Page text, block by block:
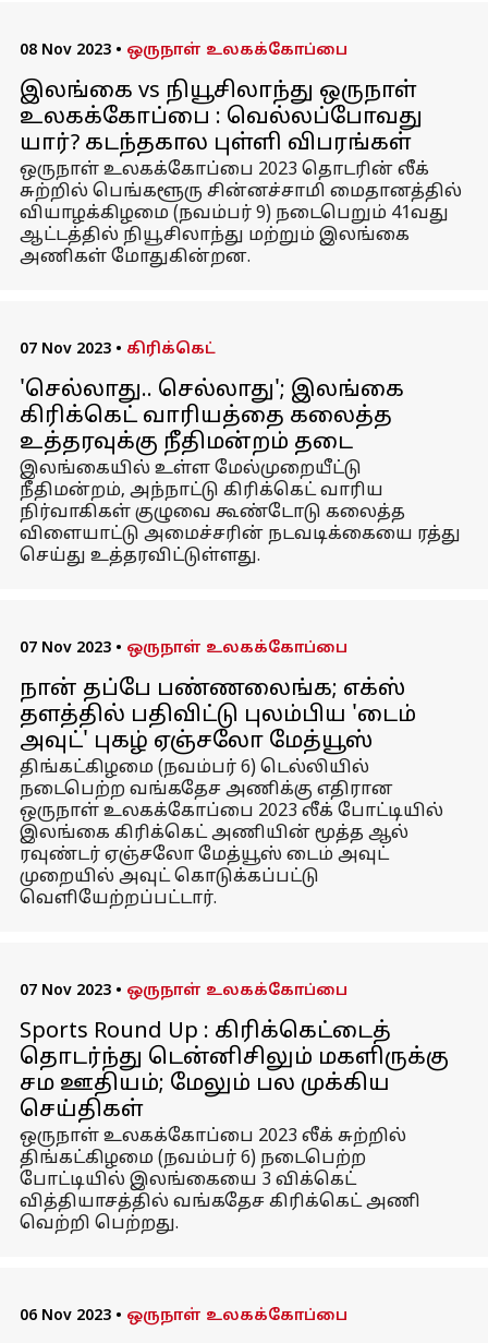
08 Nov 2023 • ஒருநாள் உலகக்கோப்பை
இலங்கை vs நியூசிலாந்து ஒருநாள்
உலகக்கோப்பை : வெல்லப்போவது
யார்? கடந்தகால புள்ளி விபரங்கள்
ஒருநாள் உலகக்கோப்பை 2023 தொடரின் லீக்
சுற்றில் பெங்களூரு சின்னச்சாமி மைதானத்தில்
வியாழக்கிழமை (நவம்பர் 9) நடைபெறும் 41வது
ஆட்டத்தில் நியூசிலாந்து மற்றும் இலங்கை
அணிகள் மோதுகின்றன.
07 Nov 2023 • கிரிக்கெட்
'செல்லாது.. செல்லாது'; இலங்கை
கிரிக்கெட் வாரியத்தை கலைத்த
உத்தரவுக்கு நீதிமன்றம் தடை
இலங்கையில் உள்ள மேல்முறையீட்டு
நீதிமன்றம், அந்நாட்டு கிரிக்கெட் வாரிய
நிர்வாகிகள் குழுவை கூண்டோடு கலைத்த
விளையாட்டு அமைச்சரின் நடவடிக்கையை ரத்து
செய்து உத்தரவிட்டுள்ளது.
07 Nov 2023 • ஒருநாள் உலகக்கோப்பை
நான் தப்பே பண்ணலைங்க; எக்ஸ்
தளத்தில் பதிவிட்டு புலம்பிய 'டைம்
அவுட்' புகழ் ஏஞ்சலோ மேத்யூஸ்
திங்கட்கிழமை (நவம்பர் 6) டெல்லியில்
நடைபெற்ற வங்கதேச அணிக்கு எதிரான
ஒருநாள் உலகக்கோப்பை 2023 லீக் போட்டியில்
இலங்கை கிரிக்கெட் அணியின் மூத்த ஆல்
ரவுண்டர் ஏஞ்சலோ மேத்யூஸ் டைம் அவுட்
முறையில் அவுட் கொடுக்கப்பட்டு
வெளியேற்றப்பட்டார்.
07 Nov 2023 • ஒருநாள் உலகக்கோப்பை
Sports Round Up : கிரிக்கெட்டைத்
தொடர்ந்து டென்னிசிலும் மகளிருக்கு
சம ஊதியம்; மேலும் பல முக்கிய
செய்திகள்
ஒருநாள் உலகக்கோப்பை 2023 லீக் சுற்றில்
திங்கட்கிழமை (நவம்பர் 6) நடைபெற்ற
போட்டியில் இலங்கையை 3 விக்கெட்
வித்தியாசத்தில் வங்கதேச கிரிக்கெட் அணி
வெற்றி பெற்றது.
06 Nov 2023 • ஒருநாள் உலகக்கோப்பை